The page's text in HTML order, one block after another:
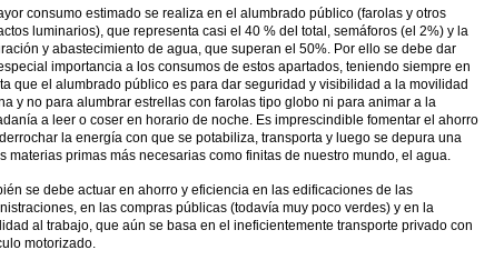
consumo estimado se realiza en el alumbrado público (farolas y otros
luminarios), que representa casi el 40 % del total, semáforos (el 2%) y la
y abastecimiento de agua, que superan el 50%. Por ello se debe dar
importancia a los consumos de estos apartados, teniendo siempre en
que el alumbrado público es para dar seguridad y visibilidad a la movilidad
y no para alumbrar estrellas con farolas tipo globo ni para animar a la
a leer o coser en horario de noche. Es imprescindible fomentar el ahorro
la energía con que se potabiliza, transporta y luego se depura una
materias primas más necesarias como finitas de nuestro mundo, el agua.
se debe actuar en ahorro y eficiencia en las edificaciones de las
en las compras públicas (todavía muy poco verdes) y en la
al trabajo, que aún se basa en el ineficientemente transporte privado con
motorizado.